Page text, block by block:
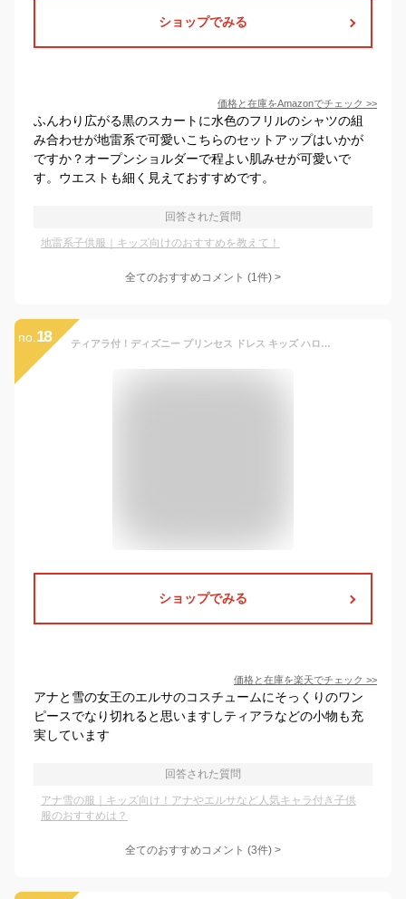
ショップでみる
価格と在庫をAmazonでチェック >>
ふんわり広がる黒のスカートに水色のフリルのシャツの組
み合わせが地雷系で可愛いこちらのセットアップはいかが
ですか？オープンショルダーで程よい肌みせが可愛いで
す。ウエストも細く見えておすすめです。
回答された質問
地雷系子供服｜キッズ向けのおすすめを教えて！
全てのおすすめコメント (1件) >
no. 18 ティアラ付！ディズニー プリンセス ドレス キッズ ハロウィン 衣装 子供 洋服 プレゼント 子供服 コスチューム コスプレ ベビー 女の子 アナ雪 エルサ ワンピース アナと雪の女王 長袖 ラプンツェル アリエル 90cm 95cm 100cm 110cm 120cm 130cm クリスマス プレゼント
ショップでみる
価格と在庫を楽天でチェック >>
アナと雪の女王のエルサのコスチュームにそっくりのワン
ピースでなり切れると思いますしティアラなどの小物も充
実しています
回答された質問
アナ雪の服｜キッズ向け！アナやエルサなど人気キャラ付き子供
服のおすすめは？
全てのおすすめコメント (3件) >